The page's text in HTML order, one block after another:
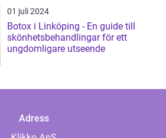
01 juli 2024
Botox i Linköping - En guide till
skönhetsbehandlingar för ett
ungdomligare utseende
Adress